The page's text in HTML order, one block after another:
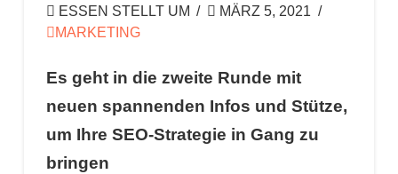
ESSEN STELLT UM
MÄRZ 5, 2021
MARKETING
Es geht in die zweite Runde mit
neuen spannenden Infos und Stütze,
um Ihre SEO-Strategie in Gang zu
bringen